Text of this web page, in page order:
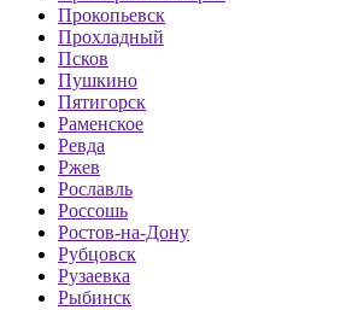
Прокопьевск
Прохладный
Псков
Пушкино
Пятигорск
Раменское
Ревда
Ржев
Рославль
Россошь
Ростов-на-Дону
Рубцовск
Рузаевка
Рыбинск